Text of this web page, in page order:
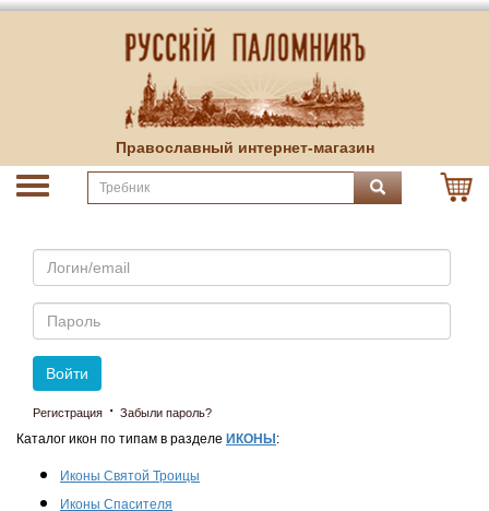
Православный интернет-магазин
Email
Пароль
Войти
Регистрация · Забыли пароль?
Каталог икон по типам в разделе ИКОНЫ :
Иконы Святой Троицы
Иконы Спасителя